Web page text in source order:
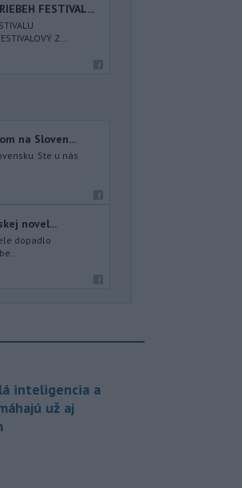
FESTIVAL...
Z...
na Sloven...
Ste u nás
novel...
dopadlo
inteligencia a
už aj